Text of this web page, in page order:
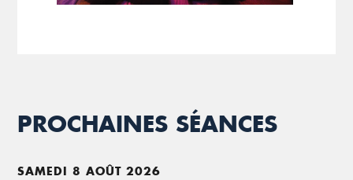
PROCHAINES SÉANCES
SAMEDI 8 AOÛT 2026